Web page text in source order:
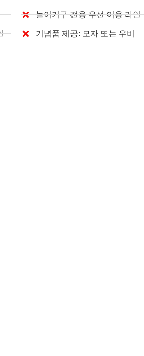
놀이기구 전용 우선 이용 라인
기념품 제공: 모자 또는 우비